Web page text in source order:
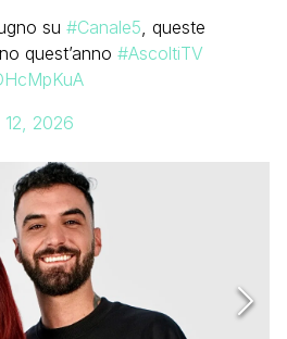
su #Canale5, queste
quest’anno #AscoltiTV
12, 2026